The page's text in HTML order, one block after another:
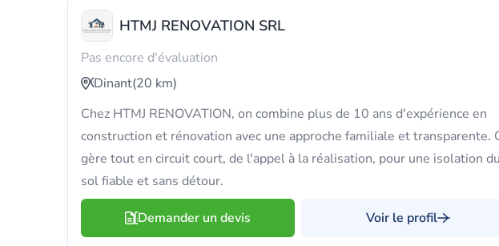
HTMJ RENOVATION SRL
Pas encore d'évaluation
Dinant(20 km)
Chez HTMJ RENOVATION, on combine plus de 10 ans d'expérience en
construction et rénovation avec une approche familiale et transparente.
gère tout en circuit court, de l'appel à la réalisation, pour une isolation du
sol fiable et sans détour.
Demander un devis Voir le profil